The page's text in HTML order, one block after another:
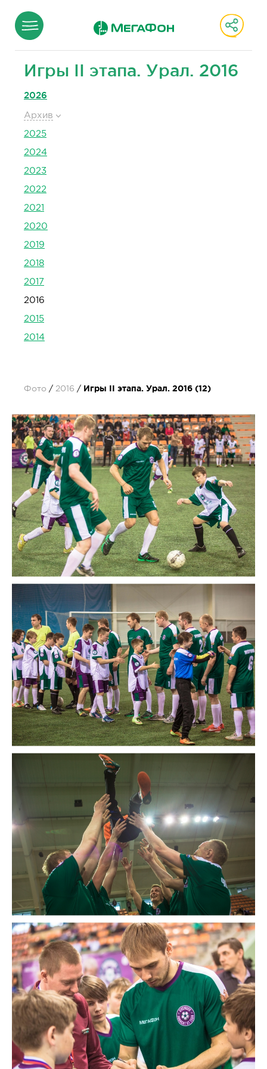
Игры II этапа. Урал. 2016
2026
Архив
2025
2024
2023
2022
2021
2020
2019
2018
2017
2016
2015
2014
Фото 2016 Игры II этапа. Урал. 2016 (12)